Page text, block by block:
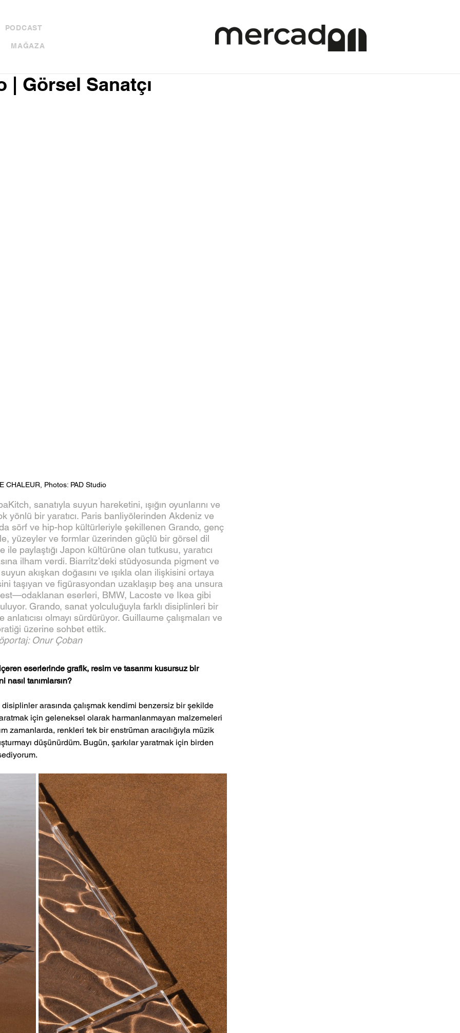
PODCAST
MAĞAZA
| Görsel Sanatçı
CHALEUR, Photos: PAD Studio
sanatıyla suyun hareketini, ışığın oyunlarını ve
yönlü bir yaratıcı. Paris banliyölerinden Akdeniz ve
sörf ve hip-hop kültürleriyle şekillenen Grando, genç
yüzeyler ve formlar üzerinden güçlü bir görsel dil
paylaştığı Japon kültürüne olan tutkusu, yaratıcı
ilham verdi. Biarritz’deki stüdyosunda pigment ve
akışkan doğasını ve ışıkla olan ilişkisini ortaya
taşıyan ve figürasyondan uzaklaşıp beş ana unsura
eserleri, BMW, Lacoste ve Ikea gibi
Grando, sanat yolculuğuyla farklı disiplinleri bir
olmayı sürdürüyor. Guillaume çalışmaları ve
üzerine sohbet ettik.
Onur Çoban
eserlerinde grafik, resim ve tasarımı kusursuz bir
tanımlarsın?
disiplinler arasında çalışmak kendimi benzersiz bir şekilde
için geleneksel olarak harmanlanmayan malzemeleri
zamanlarda, renkleri tek bir enstrüman aracılığıyla müzik
düşünürdüm. Bugün, şarkılar yaratmak için birden